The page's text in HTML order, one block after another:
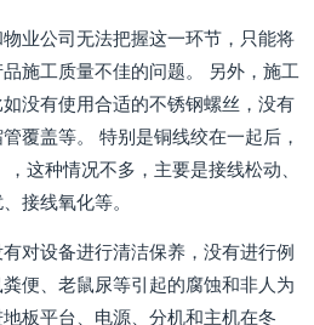
业公司无法把握这一环节，只能将
施工质量不佳的问题。 另外，施工
没有使用合适的不锈钢螺丝，没有
覆盖等。 特别是铜线绞在一起后，
这种情况不多，主要是接线松动、
接线氧化等。
对设备进行清洁保养，没有进行例
便、老鼠尿等引起的腐蚀和非人为
板平台、电源、分机和主机在冬